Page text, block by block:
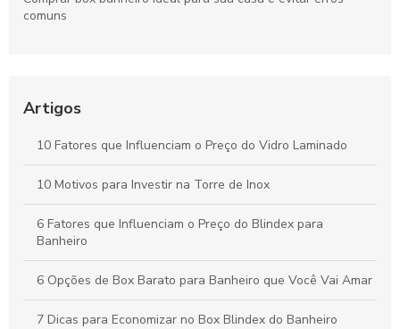
comuns
Box Blindex: A Solução Elegante para o Seu Banheiro
Envidraçamento de Sacada: Potenciais Vantagens e Dicas
Essenciais
Artigos
10 Fatores que Influenciam o Preço do Vidro Laminado
10 Motivos para Investir na Torre de Inox
6 Fatores que Influenciam o Preço do Blindex para
Banheiro
6 Opções de Box Barato para Banheiro que Você Vai Amar
7 Dicas para Economizar no Box Blindex do Banheiro